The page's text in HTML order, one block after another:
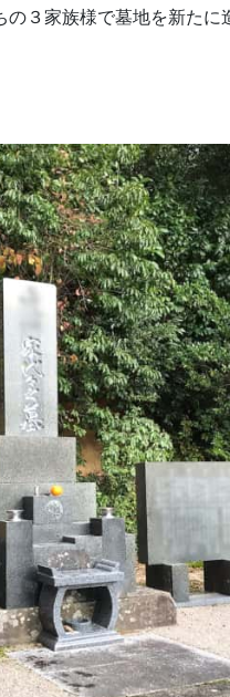
３家族様で墓地を新た